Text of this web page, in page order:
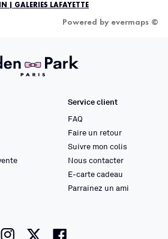
| GALERIES LAFAYETTE
Powered by evermaps ©
Service client
FAQ
Faire un retour
Suivre mon colis
Nous contacter
E-carte cadeau
Parrainez un ami
instagram
twitter